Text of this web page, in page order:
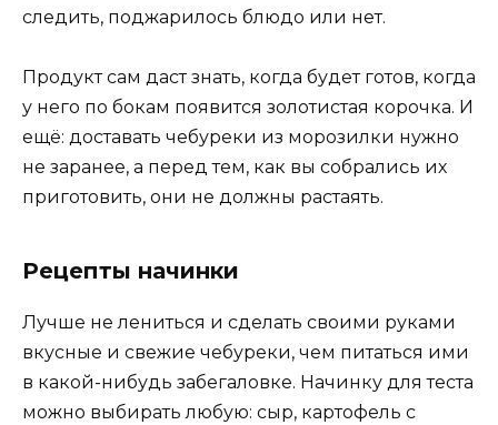
следить, поджарилось блюдо или нет.
Продукт сам даст знать, когда будет готов, когда
у него по бокам появится золотистая корочка. И
ещё: доставать чебуреки из морозилки нужно
не заранее, а перед тем, как вы собрались их
приготовить, они не должны растаять.
Рецепты начинки
Лучше не лениться и сделать своими руками
вкусные и свежие чебуреки, чем питаться ими
в какой-нибудь забегаловке. Начинку для теста
можно выбирать любую: сыр, картофель с